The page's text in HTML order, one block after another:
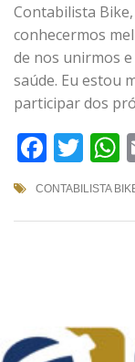
Contabilista
conhecermos
de nos unirmos
saúde. Eu estou
participar dos
CONTABILISTA